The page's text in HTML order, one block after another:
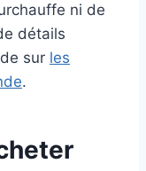
ni de
détails
sur les
.